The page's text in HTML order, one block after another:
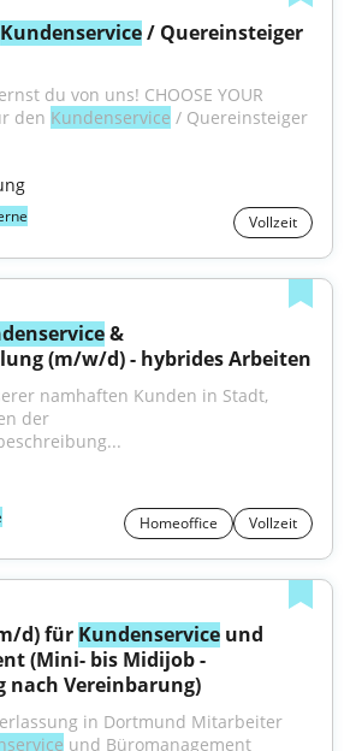
Kundenservice / Quereinsteiger
du von uns! CHOOSE YOUR
den Kundenservice / Quereinsteiger
Vollzeit
&
(m/w/d) - hybrides Arbeiten
namhaften Kunden in Stadt,
der
Homeoffice Vollzeit
d) für Kundenservice und
(Mini- bis Midijob -
nach Vereinbarung)
in Dortmund Mitarbeiter
und Büromanagement